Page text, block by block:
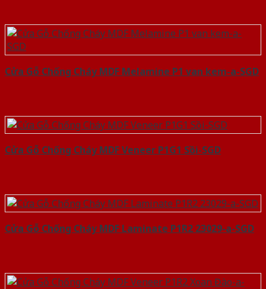
Cửa Gỗ Chống Cháy MDF Melamine P1 van kem-a-SGD
Cửa Gỗ Chống Cháy MDF Veneer P1G1 Sồi-SGD
Cửa Gỗ Chống Cháy MDF Laminate P1R2 23029-a-SGD